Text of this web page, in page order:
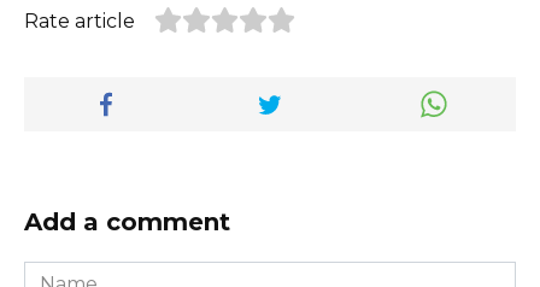
Rate article
Add a comment
Name